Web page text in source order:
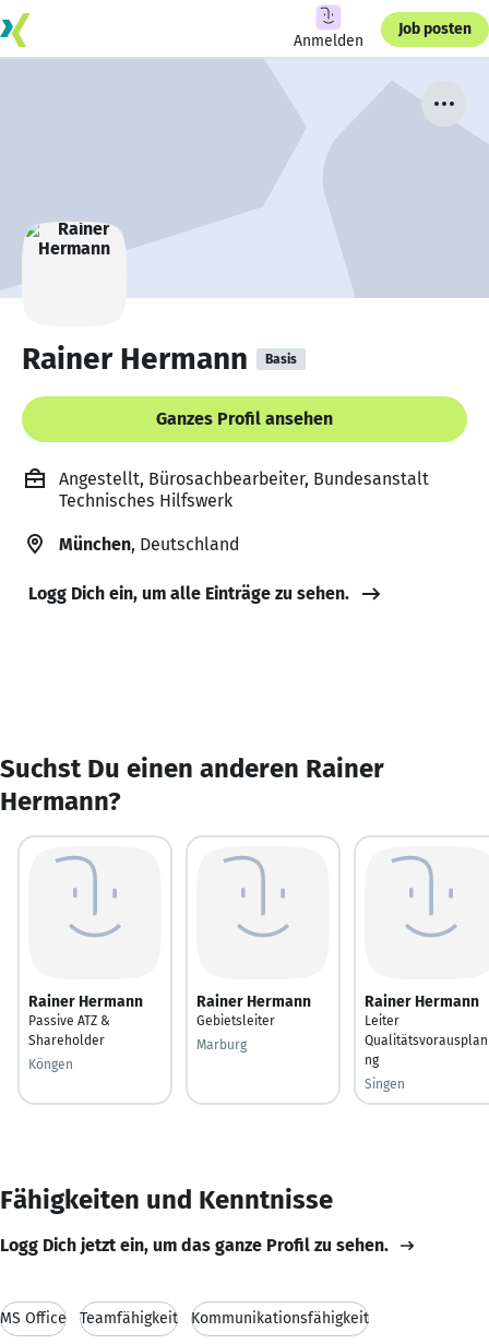
Anmelden
Job posten
Rainer Hermann Basis
Ganzes Profil ansehen
Angestellt, Bürosachbearbeiter, Bundesanstalt
Technisches Hilfswerk
München, Deutschland
Logg Dich ein, um alle Einträge zu sehen.
Suchst Du einen anderen Rainer
Hermann?
Rainer Hermann
Passive ATZ &
Shareholder
Köngen
Rainer Hermann
Gebietsleiter
Marburg
Rainer Hermann
Leiter
ng
Singen
Fähigkeiten und Kenntnisse
Logg Dich jetzt ein, um das ganze Profil zu sehen.
MS Office Teamfähigkeit Kommunikationsfähigkeit